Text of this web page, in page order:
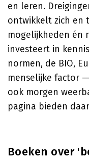
en leren.
ontwikkelt zich en
mogelijkheden én
investeert in
normen, de BIO,
menselijke factor
ook morgen
pagina bieden
Boeken over